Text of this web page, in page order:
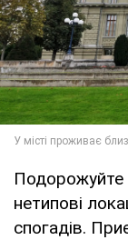
Подорожуйте
нетипові
спогадів.